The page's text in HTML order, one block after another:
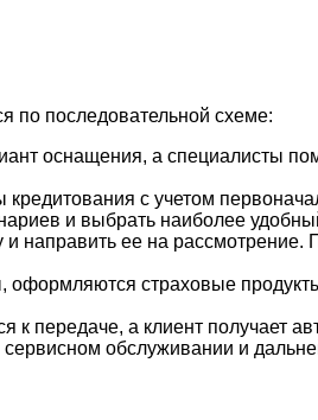
по последовательной схеме:
оснащения, а специалисты
с учетом
и выбрать наиболее
и направить ее на
страховые
передаче, а клиент получает
обслуживании и